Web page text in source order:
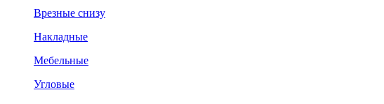
Врезные снизу
Накладные
Мебельные
Угловые